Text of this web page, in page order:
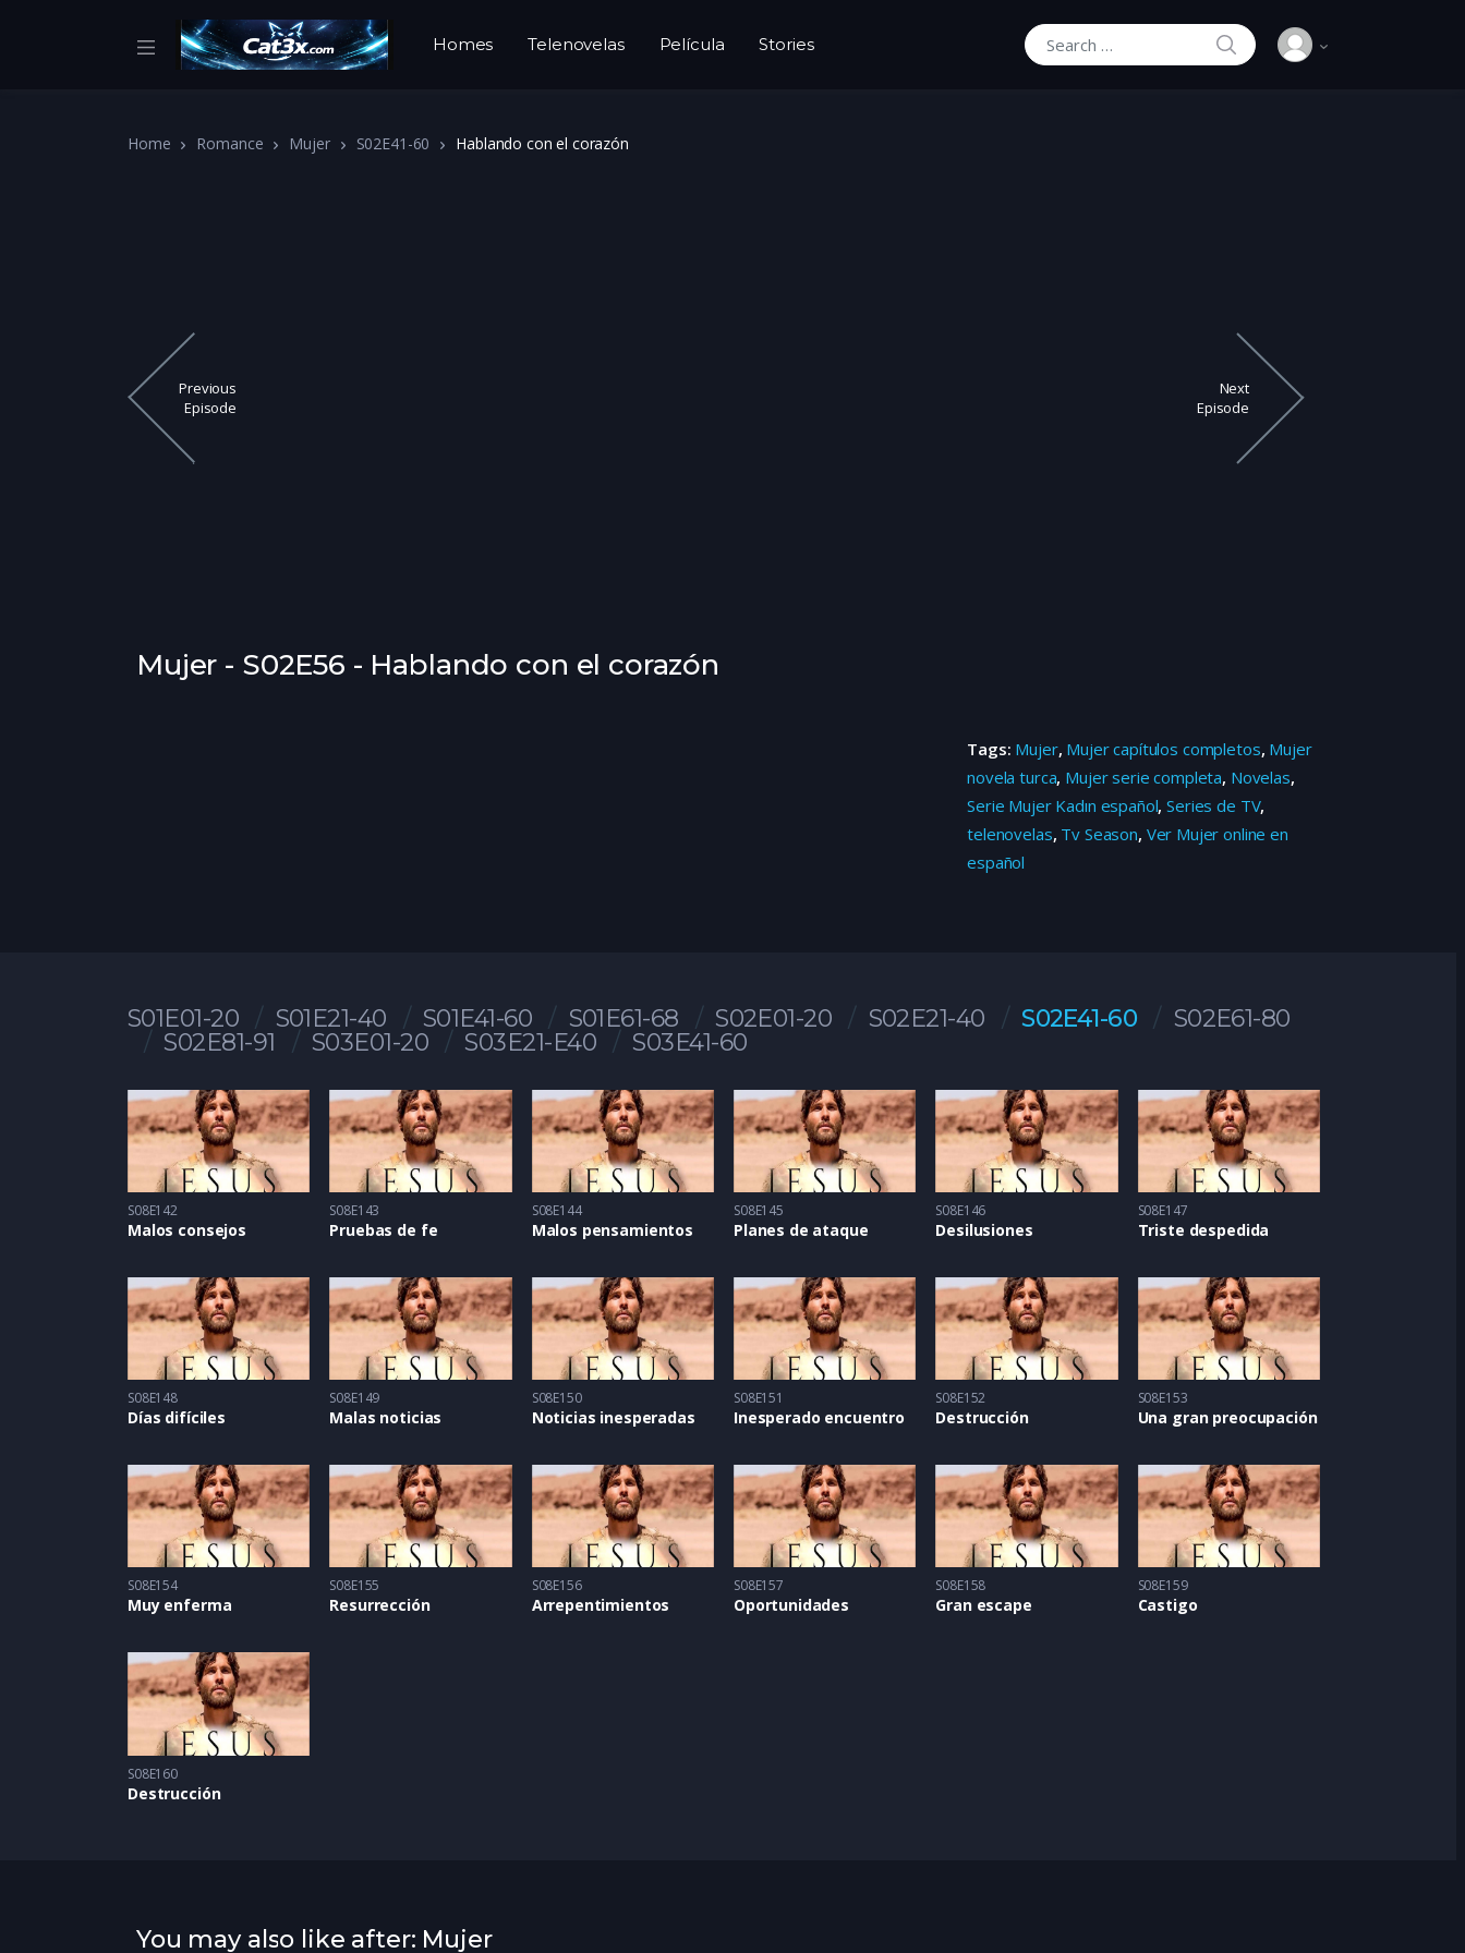
Homes Telenovelas Película Stories
Search for:
SEARCH
Home Romance Mujer S02E41-60 Hablando con el corazón
Previous
Episode
Next
Episode
Mujer - S02E56 - Hablando con el corazón
Tags: Mujer, Mujer capítulos completos, Mujer
novela turca, Mujer serie completa, Novelas,
Serie Mujer Kadın español,Series de TV,
telenovelas, Tv Season, Ver Mujer online en
español
S01E01-20 S01E21-40 S01E41-60 S01E61-68 S02E01-20 S02E21-40 S02E41-60
S02E61-80
S02E81-91
S03E01-20 S03E21-E40 S03E41-60
S08E142
Malos consejos
S08E143
Pruebas de fe
S08E144
Malos pensamientos
S08E145
Planes de ataque
S08E146
Desilusiones
S08E147
Triste despedida
S08E148
Días difíciles
S08E149
Malas noticias
S08E150
Noticias inesperadas
S08E151
Inesperado encuentro
S08E152
Destrucción
S08E153
Una gran preocupación
S08E154
Muy enferma
S08E155
Resurrección
S08E156
Arrepentimientos
S08E157
Oportunidades
S08E158
Gran escape
S08E159
Castigo
S08E160
Destrucción
You may also like after: Mujer